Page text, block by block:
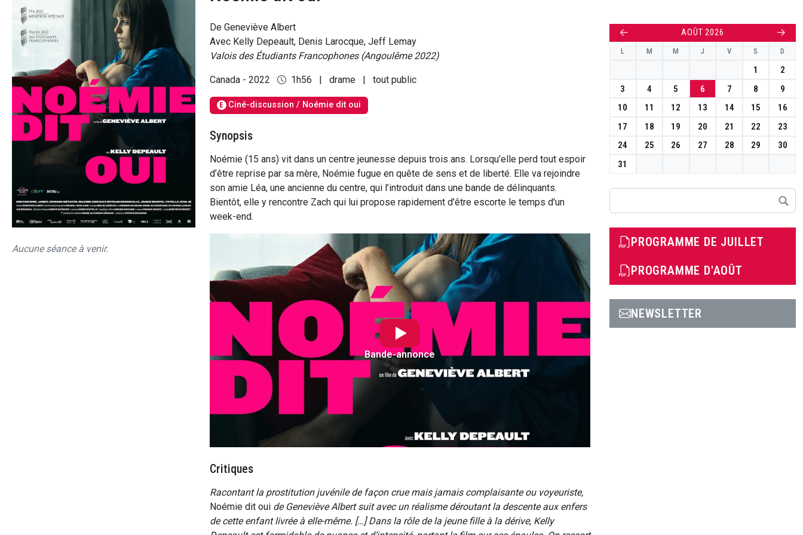
Aucune séance à venir.
De Geneviève Albert
Avec Kelly Depeault, Denis Larocque, Jeff Lemay
Valois des Étudiants Francophones (Angoulême 2022)
Canada - 2022 1h56 | drame | tout public
E Ciné-discussion / Noémie dit oui
Synopsis
Noémie (15 ans) vit dans un centre jeunesse depuis trois ans. Lorsqu’elle perd tout espoir
d’être reprise par sa mère, Noémie fugue en quête de sens et de liberté. Elle va rejoindre
son amie Léa, une ancienne du centre, qui l’introduit dans une bande de délinquants.
Bientôt, elle y rencontre Zach qui lui propose rapidement d'être escorte le temps d'un
week-end.
Bande-annonce
Critiques
Racontant la prostitution juvénile de façon crue mais jamais complaisante ou voyeuriste,
Noémie dit ouide Geneviève Albert suit avec un réalisme déroutant la descente aux enfers
de cette enfant livrée à elle-même. […] Dans la rôle de la jeune fille à la dérive, Kelly
← AOÛT 2026 →
L M M J V S D
1
2
3
4 5 6 7 8
9
10
11 12 13 14 15
16
17
18 19 20 21 22
23
24
25 26 27 28 29
30
31
PROGRAMME DE JUILLET
PROGRAMME D'AOÛT
NEWSLETTER